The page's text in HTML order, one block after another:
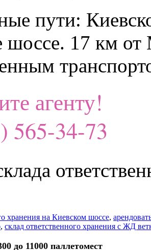
пути:
шоссе. 17 км
агенту!
565-34-73
хранения на Киевском шоссе,
, склад ответственного хранения с ЖД
до 11000 паллетомест